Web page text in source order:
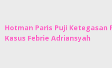
Hotman Paris Puji Ketegasan
Kasus Febrie Adriansyah